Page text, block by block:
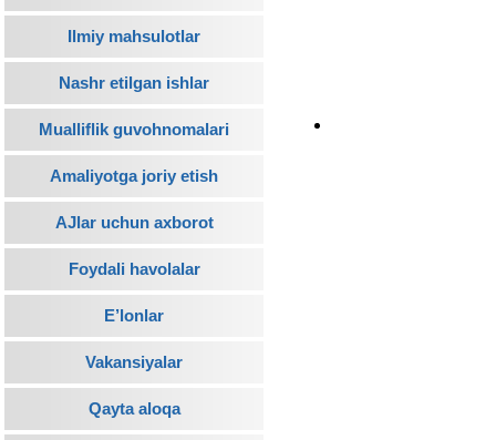
Ilmiy mahsulotlar
Nashr etilgan ishlar
Mualliflik guvohnomalari
Amaliyotga joriy etish
AJlar uchun axborot
Foydali havolalar
E’lonlar
Vakansiyalar
Qayta aloqa